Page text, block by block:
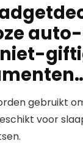
voor